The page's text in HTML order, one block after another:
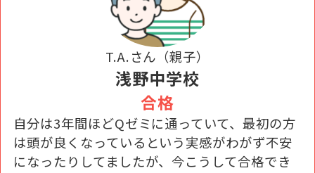
T.A.さん（親子）
浅野中学校
合格
自分は3年間ほどQゼミに通っていて、最初の方
は頭が良くなっているという実感がわがず不安
になったりしてましたが、今こうして合格でき